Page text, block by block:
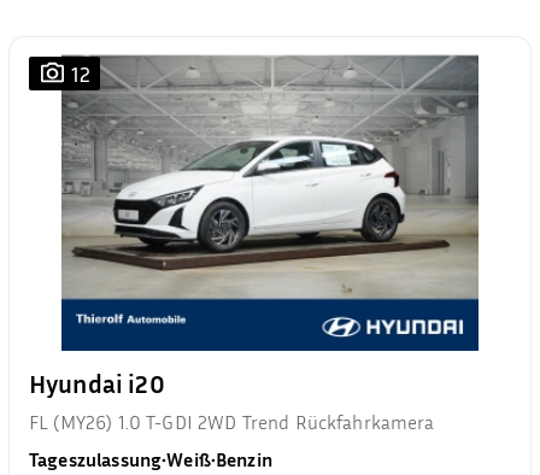
12
Hyundai i20
FL (MY26) 1.0 T-GDI 2WD Trend Rückfahrkamera
Tageszulassung•Weiß•Benzin